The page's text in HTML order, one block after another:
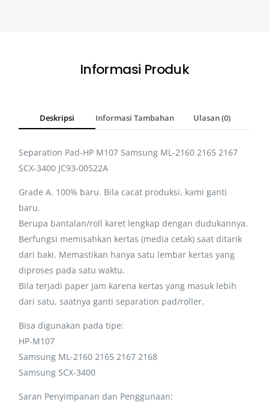
Informasi Produk
Deskripsi Informasi Tambahan Ulasan (0)
Separation Pad-HP M107 Samsung ML-2160 2165 2167
SCX-3400 JC93-00522A
Grade A. 100% baru. Bila cacat produksi, kami ganti
baru.
Berupa bantalan/roll karet lengkap dengan dudukannya.
Berfungsi memisahkan kertas (media cetak) saat ditarik
dari baki. Memastikan hanya satu lembar kertas yang
diproses pada satu waktu.
Bila terjadi paper jam karena kertas yang masuk lebih
dari satu, saatnya ganti separation pad/roller.
Bisa digunakan pada tipe:
HP-M107
Samsung ML-2160 2165 2167 2168
Samsung SCX-3400
Saran Penyimpanan dan Penggunaan: